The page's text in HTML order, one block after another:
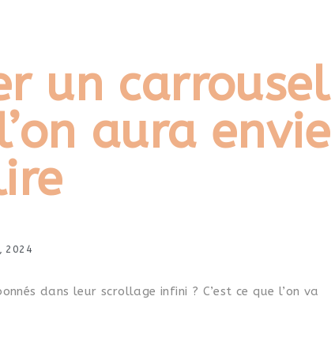
un carrousel
aura envie
2024
dans leur scrollage infini ? C’est ce que l’on va